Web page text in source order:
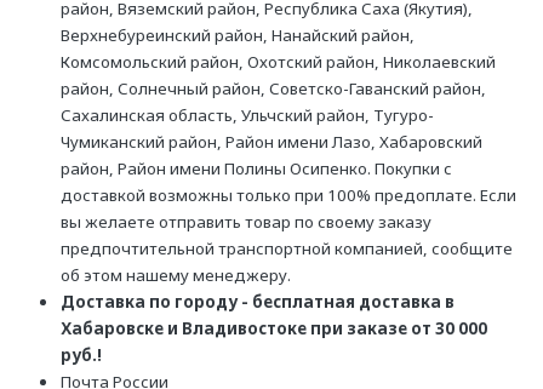
район, Вяземский район, Республика Саха (Якутия),
Верхнебуреинский район, Нанайский район,
Комсомольский район, Охотский район, Николаевский
район, Солнечный район, Советско-Гаванский район,
Сахалинская область, Ульчский район, Тугуро-
Чумиканский район, Район имени Лазо, Хабаровский
район, Район имени Полины Осипенко. Покупки с
доставкой возможны только при 100% предоплате. Если
вы желаете отправить товар по своему заказу
предпочтительной транспортной компанией, сообщите
об этом нашему менеджеру.
Доставка по городу - бесплатная доставка в
Хабаровске и Владивостоке при заказе от 30 000
руб.!
Почта России